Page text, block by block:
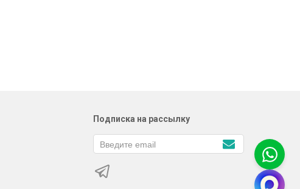
Подписка на рассылку